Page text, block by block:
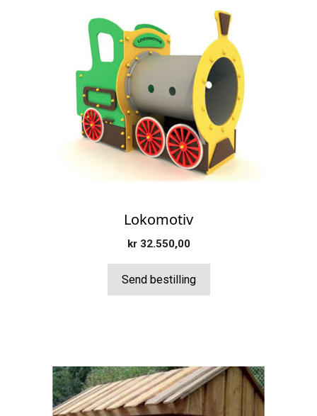
Lokomotiv
kr32.550,00
Send bestilling